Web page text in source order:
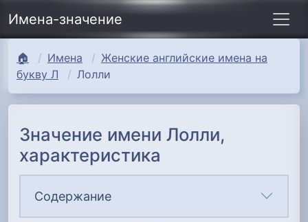
Имена-значение
🏠 Имена
Женские английские имена на
букву Л
Лолли
Значение имени Лолли,
характеристика
Содержание